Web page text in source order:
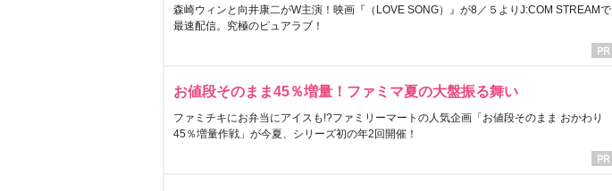
森崎ウィンと向井康二がW主演！映画『（LOVE SONG）』が8／５よりJ:COM STREAMで
最速配信。究極のピュアラブ！
お値段そのまま45％増量！ファミマ夏の大盤振る舞い
ファミチキにお弁当にアイスも!?ファミリーマートの人気企画「お値段そのまま おかわり
45％増量作戦」が今夏、シリーズ初の年2回開催！